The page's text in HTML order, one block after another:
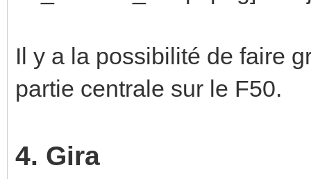
Il y a la possibilité de faire
partie centrale sur le F50.
4. Gira